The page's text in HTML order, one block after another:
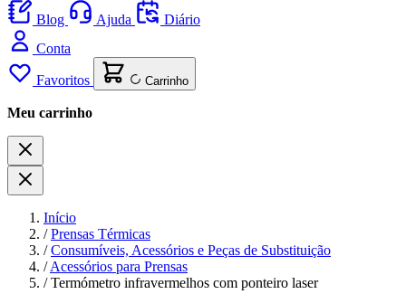
Blog
Ajuda
Diário
Conta
Favoritos Carrinho
Meu carrinho
Início
/ Prensas Térmicas
/ Consumíveis, Acessórios e Peças de Substituição
/ Acessórios para Prensas
/ Termómetro infravermelhos com ponteiro laser